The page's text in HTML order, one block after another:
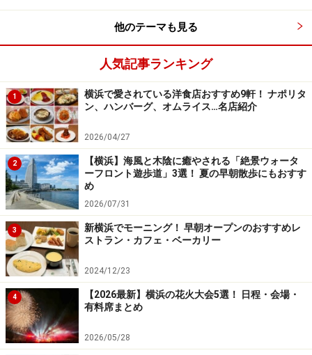
デザートは専属パティシェがつくる本格派。隠れた人気メニ
ューなのだとか。おいしいコーヒーもある
テーブル席、カウンター席があるフロア。30～45名入れる個
室もある
1階はビールタンクが並ぶ醸造所。ビアスタンドが併設され
ており、Sサイズ（120ml 350円）から気軽にビールが楽しめ
る。瓶ビールの販売も
■驛（うまや）の食卓
他のテーマも見る
人気記事ランキング
1
横浜で愛されている洋食店おすすめ9軒！ ナポリタ
ン、ハンバーグ、オムライス…名店紹介
2026/04/27
2
【横浜】海風と木陰に癒やされる「絶景ウォータ
ーフロント遊歩道」3選！ 夏の早朝散歩にもおすす
め
2026/07/31
3
新横浜でモーニング！ 早朝オープンのおすすめレ
ストラン・カフェ・ベーカリー
2024/12/23
4
【2026最新】横浜の花火大会5選！ 日程・会場・
有料席まとめ
2026/05/28